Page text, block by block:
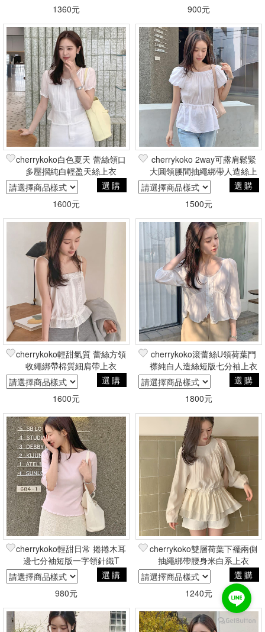
1360元
900元
cherrykoko白色夏天 蕾絲領口
多壓摺純白輕盈天絲上衣
選購
1600元
cherrykoko 2way可露肩鬆緊
大圓領腰間抽繩綁帶人造絲上
衣
選購
1500元
cherrykoko輕甜氣質 蕾絲方領
收繩綁帶棉質細肩帶上衣
選購
1600元
cherrykoko滾蕾絲U領荷葉門
襟純白人造絲短版七分袖上衣
選購
1800元
cherrykoko輕甜日常 捲捲木耳
邊七分袖短版一字領針織T
選購
980元
cherrykoko雙層荷葉下襬兩側
抽繩綁帶腰身米白系上衣
選購
1240元